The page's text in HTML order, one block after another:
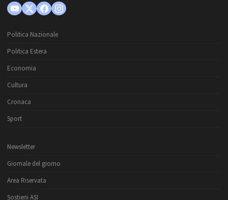
Politica Nazionale
Politica Estera
Economia
Cultura
Cronaca
Sport
Newsletter
Giornale del giorno
Area Riservata
Sostieni ASI